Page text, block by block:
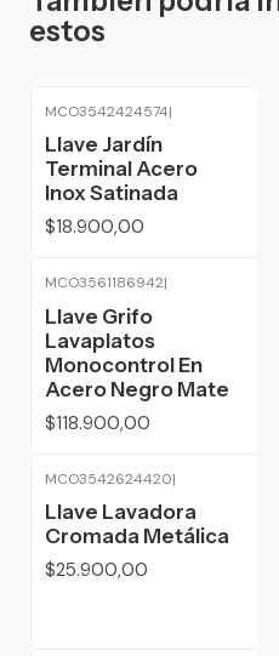
estos
MCO3542424574|
Llave Jardín
Terminal Acero
Inox Satinada
$18.900,00
MCO3561186942|
Llave Grifo
Lavaplatos
Monocontrol En
Acero Negro Mate
$118.900,00
MCO3542624420|
Llave Lavadora
Cromada Metálica
$25.900,00